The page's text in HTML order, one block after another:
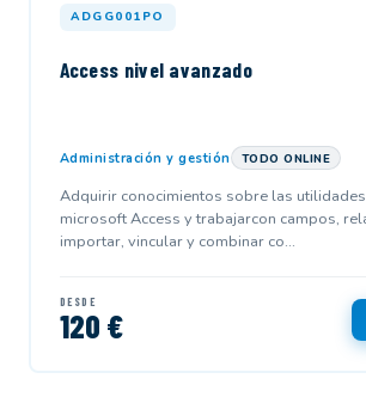
ADGG001PO
Access nivel avanzado
Administración y gestión TODO ONLINE
Adquirir conocimientos sobre las
microsoft Access y trabajarcon campos,
importar, vincular y combinar co...
DESDE
120 €